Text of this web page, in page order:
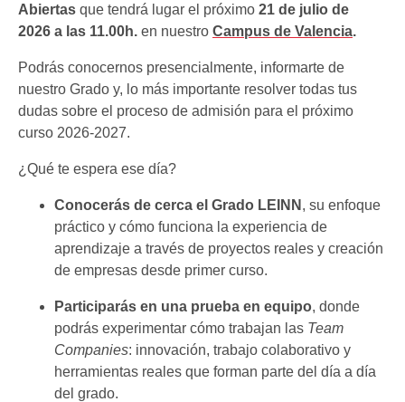
Abiertas que tendrá lugar el próximo 21 de julio de
2026 a las 11.00h. en nuestro Campus de Valencia.
Podrás conocernos presencialmente, informarte de
nuestro Grado y, lo más importante resolver todas tus
dudas sobre el proceso de admisión para el próximo
curso 2026-2027.
¿Qué te espera ese día?
Conocerás de cerca el Grado LEINN , su enfoque
práctico y cómo funciona la experiencia de
aprendizaje a través de proyectos reales y creación
de empresas desde primer curso.
Participarás en una prueba en equipo, donde
podrás experimentar cómo trabajan las Team
Companies: innovación, trabajo colaborativo y
herramientas reales que forman parte del día a día
del grado.